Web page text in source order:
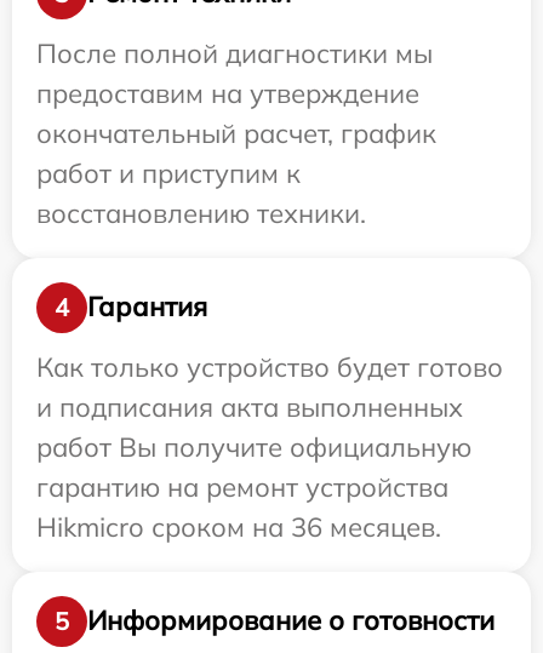
После полной диагностики мы
предоставим на утверждение
окончательный расчет, график
работ и приступим к
восстановлению техники.
4
Гарантия
Как только устройство будет готово
и подписания акта выполненных
работ Вы получите официальную
гарантию на ремонт устройства
Hikmicro сроком на 36 месяцев.
5
Информирование о готовности